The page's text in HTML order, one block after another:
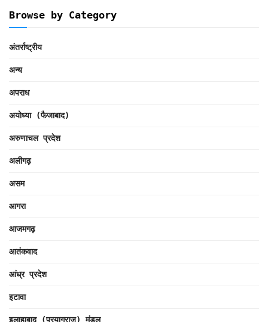
Browse by Category
अंतर्राष्ट्रीय
अन्य
अपराध
अयोध्या (फैजाबाद)
अरुणाचल प्रदेश
अलीगढ़
असम
आगरा
आजमगढ़
आतंकवाद
आंध्र प्रदेश
इटावा
इलाहाबाद (प्रयागराज) मंडल